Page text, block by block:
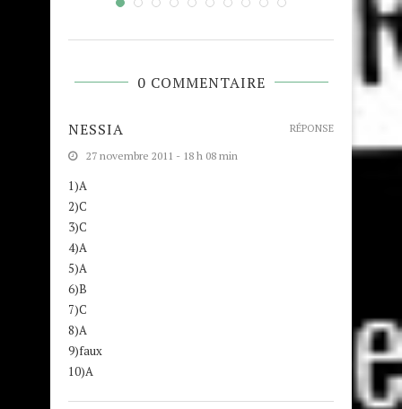
0 COMMENTAIRE
NESSIA
27 novembre 2011 - 18 h 08 min
1)A
2)C
3)C
4)A
5)A
6)B
7)C
8)A
9)faux
10)A
RÉPONSE